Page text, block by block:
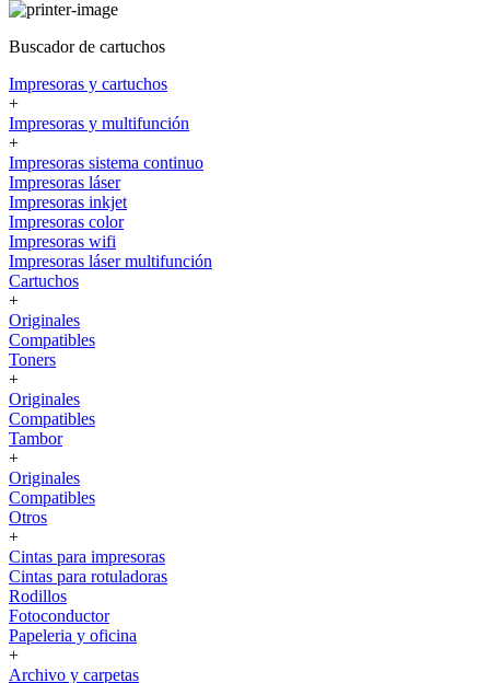
Buscador de cartuchos
Impresoras y cartuchos
+
Impresoras y multifunción
+
Impresoras sistema continuo
Impresoras láser
Impresoras inkjet
Impresoras color
Impresoras wifi
Impresoras láser multifunción
Cartuchos
+
Originales
Compatibles
Toners
+
Originales
Compatibles
Tambor
+
Originales
Compatibles
Otros
+
Cintas para impresoras
Cintas para rotuladoras
Rodillos
Fotoconductor
Papeleria y oficina
+
Archivo y carpetas